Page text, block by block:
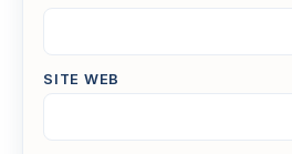
SITE WEB